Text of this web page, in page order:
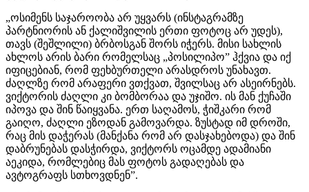
„ოსიმენს საჯაროობა არ უყვარს (ინსტაგრამზე
პარტნიორის ან ქალიშვილის ერთი ფოტოც არ უდეს),
თავს (შეშლილი) ბრბოსგან შორს იჭერს. მისი სახლის
ახლოს არის ბარი რომელსაც „პოსილიპო” ჰქვია და იქ
იფიცებიან, რომ ფეხბურთელი არასდროს უნახავთ.
ძაღლზე რომ არაფერი ვთქვათ, შვილსაც არ ასეირნებს.
ვიქტორის ძაღლი კი ბომბორაა და უჯიშო. ის მან ქუჩაში
იპოვა და შინ წაიყვანა. ერთ საღამოს, ჭიშკარი რომ
გაიღო, ძაღლი ეზოდან გამოვარდა. ზუსტად იმ დროში,
რაც მის დაჭერას (მანქანა რომ არ დასჯახებოდა) და შინ
დაბრუნებას დასჭირდა, ვიქტორს ოცამდე ადამიანი
აეკიდა, რომლებიც მას ფოტოს გადაღებას და
ავტოგრაფს სთხოვდნენ”.